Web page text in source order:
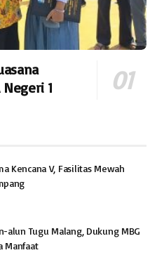
1
Kencana V, Fasilitas Mewah
alun Tugu Malang, Dukung MBG
Manfaat